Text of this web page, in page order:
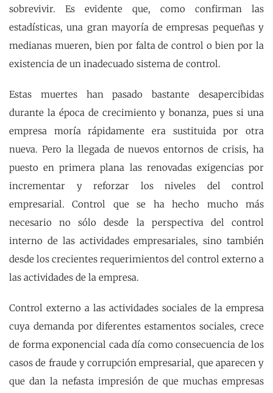
sobrevivir. Es evidente que, como confirman las
estadísticas, una gran mayoría de empresas pequeñas y
medianas mueren, bien por falta de control o bien por la
existencia de un inadecuado sistema de control.
Estas muertes han pasado bastante desapercibidas
durante la época de crecimiento y bonanza, pues si una
empresa moría rápidamente era sustituida por otra
nueva. Pero la llegada de nuevos entornos de crisis, ha
puesto en primera plana las renovadas exigencias por
incrementar y reforzar los niveles del control
empresarial. Control que se ha hecho mucho más
necesario no sólo desde la perspectiva del control
interno de las actividades empresariales, sino también
desde los crecientes requerimientos del control externo a
las actividades de la empresa.
Control externo a las actividades sociales de la empresa
cuya demanda por diferentes estamentos sociales, crece
de forma exponencial cada día como consecuencia de los
casos de fraude y corrupción empresarial, que aparecen y
que dan la nefasta impresión de que muchas empresas